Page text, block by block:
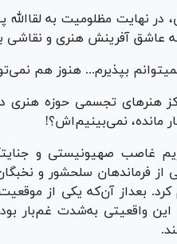
در نهایت مظلومیت به
عاشق آفرینش هنری و نقاشی
بپذیرم... هنوز هم
هنر‌های تجسمی حوزه هنری
مانده، نمی‌بینیم‌اش؟!
فرماندهان سلحشور و
کرد. بعداز آن‌که یکی از
واقعیتی به‌شدت غم‌بار